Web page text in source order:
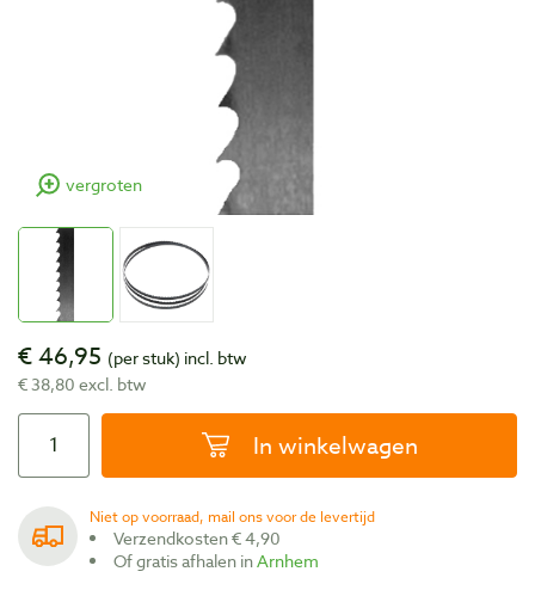
vergroten
€ 46,95 (per stuk) incl. btw
€ 38,80 excl. btw
In winkelwagen
Niet op voorraad, mail ons voor de levertijd
Verzendkosten € 4,90
Of gratis afhalen inArnhem